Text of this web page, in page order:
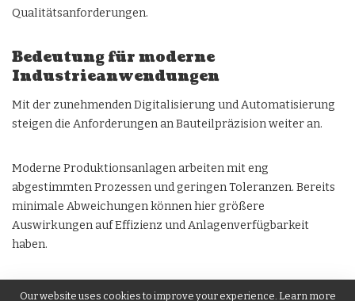
Qualitätsanforderungen.
Bedeutung für moderne
Industrieanwendungen
Mit der zunehmenden Digitalisierung und Automatisierung
steigen die Anforderungen an Bauteilpräzision weiter an.
Moderne Produktionsanlagen arbeiten mit eng
abgestimmten Prozessen und geringen Toleranzen. Bereits
minimale Abweichungen können hier größere
Auswirkungen auf Effizienz und Anlagenverfügbarkeit
haben.
Maßgenauigkeit wird deshalb zunehmend als strategischer
Our website uses cookies to improve your experience. Learn more